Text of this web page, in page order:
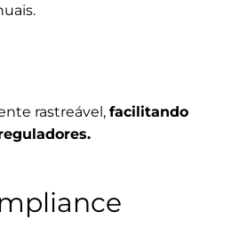
rastreável, facilitando